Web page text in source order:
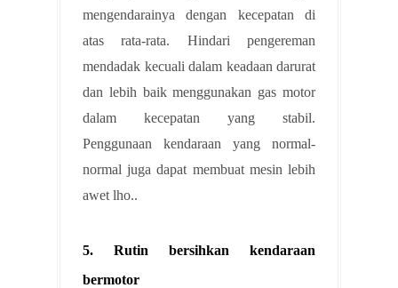
mengendarainya dengan kecepatan di
atas rata-rata. Hindari pengereman
mendadak kecuali dalam keadaan darurat
dan lebih baik menggunakan gas motor
dalam kecepatan yang stabil.
Penggunaan kendaraan yang normal-
normal juga dapat membuat mesin lebih
awet lho..
5. Rutin bersihkan kendaraan
bermotor